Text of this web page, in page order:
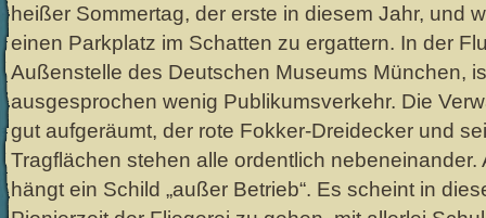
heißer Sommertag, der erste in diesem Jahr, und
einen Parkplatz im Schatten zu ergattern. In der
Außenstelle des Deutschen Museums München,
ausgesprochen wenig Publikumsverkehr. Die
gut aufgeräumt, der rote Fokker-Dreidecker und
Tragflächen stehen alle ordentlich nebeneinander.
hängt ein Schild „außer Betrieb“. Es scheint in